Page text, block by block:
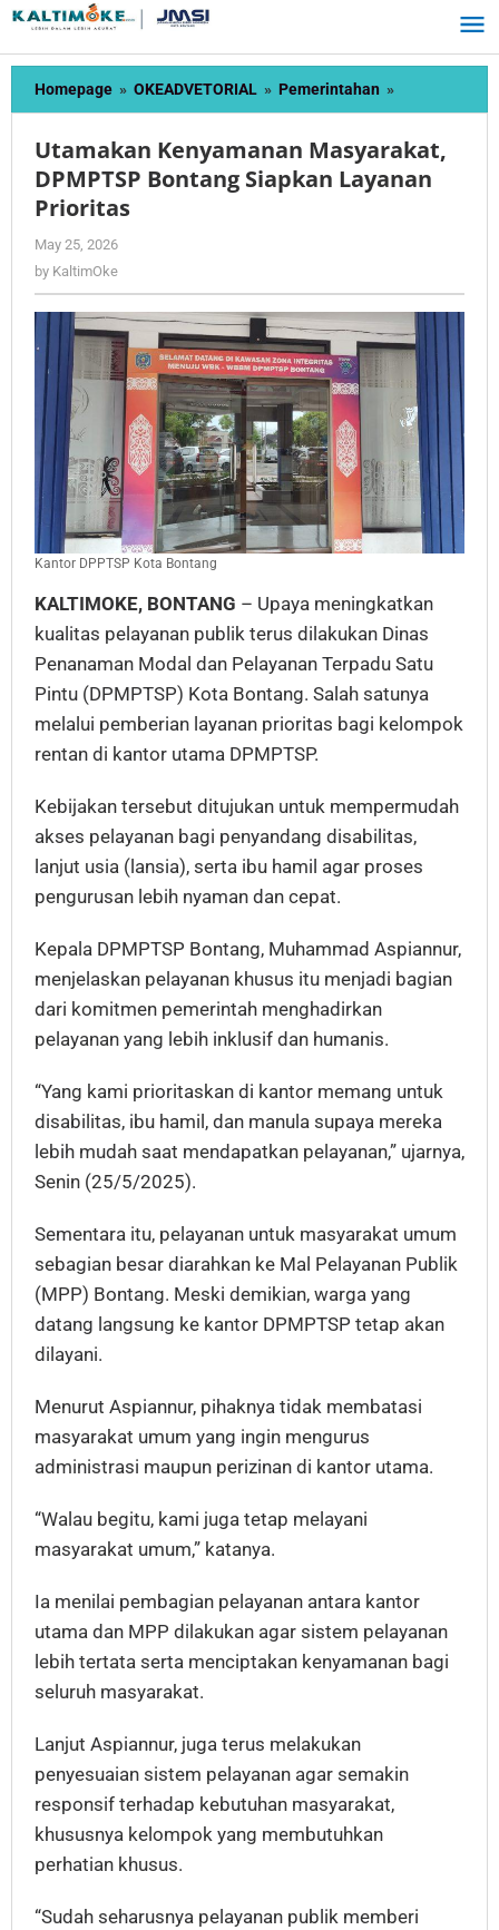
Skip
content
Homepage » OKEADVETORIAL » Pemerintahan »
Kenyamanan
DPMPTSP
Bontang
Utamakan Kenyamanan Masyarakat,
DPMPTSP Bontang Siapkan Layanan
Prioritas
May 25, 2026
by KaltimOke
Kantor DPPTSP Kota Bontang
KALTIMOKE, BONTANG – Upaya meningkatkan
kualitas pelayanan publik terus dilakukan Dinas
Penanaman Modal dan Pelayanan Terpadu Satu
Pintu (DPMPTSP) Kota Bontang. Salah satunya
melalui pemberian layanan prioritas bagi kelompok
rentan di kantor utama DPMPTSP.
Kebijakan tersebut ditujukan untuk mempermudah
akses pelayanan bagi penyandang disabilitas,
lanjut usia (lansia), serta ibu hamil agar proses
pengurusan lebih nyaman dan cepat.
Kepala DPMPTSP Bontang, Muhammad Aspiannur,
menjelaskan pelayanan khusus itu menjadi bagian
dari komitmen pemerintah menghadirkan
pelayanan yang lebih inklusif dan humanis.
“Yang kami prioritaskan di kantor memang untuk
disabilitas, ibu hamil, dan manula supaya mereka
lebih mudah saat mendapatkan pelayanan,” ujarnya,
Senin (25/5/2025).
Sementara itu, pelayanan untuk masyarakat umum
sebagian besar diarahkan ke Mal Pelayanan Publik
(MPP) Bontang. Meski demikian, warga yang
datang langsung ke kantor DPMPTSP tetap akan
dilayani.
Menurut Aspiannur, pihaknya tidak membatasi
masyarakat umum yang ingin mengurus
administrasi maupun perizinan di kantor utama.
“Walau begitu, kami juga tetap melayani
masyarakat umum,” katanya.
Ia menilai pembagian pelayanan antara kantor
utama dan MPP dilakukan agar sistem pelayanan
lebih tertata serta menciptakan kenyamanan bagi
seluruh masyarakat.
Lanjut Aspiannur, juga terus melakukan
penyesuaian sistem pelayanan agar semakin
responsif terhadap kebutuhan masyarakat,
khususnya kelompok yang membutuhkan
perhatian khusus.
“Sudah seharusnya pelayanan publik memberi